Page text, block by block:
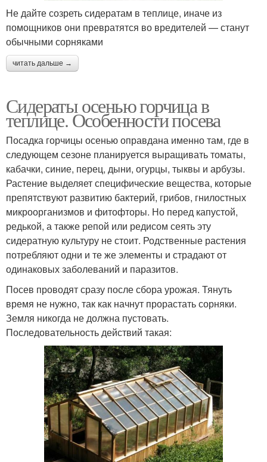
Не дайте созреть сидератам в теплице, иначе из
помощников они превратятся во вредителей — станут
обычными сорняками
читать дальше →
Сидераты осенью горчица в
теплице. Особенности посева
Посадка горчицы осенью оправдана именно там, где в
следующем сезоне планируется выращивать томаты,
кабачки, синие, перец, дыни, огурцы, тыквы и арбузы.
Растение выделяет специфические вещества, которые
препятствуют развитию бактерий, грибов, гнилостных
микроорганизмов и фитофторы. Но перед капустой,
редькой, а также репой или редисом сеять эту
сидератную культуру не стоит. Родственные растения
потребляют одни и те же элементы и страдают от
одинаковых заболеваний и паразитов.
Посев проводят сразу после сбора урожая. Тянуть
время не нужно, так как начнут прорастать сорняки.
Земля никогда не должна пустовать.
Последовательность действий такая: